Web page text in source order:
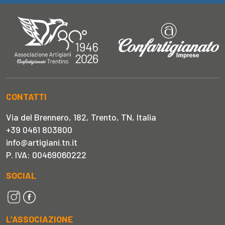
CONTATTI
Via del Brennero, 182, Trento, TN, Italia
+39 0461 803800
info@artigiani.tn.it
P. IVA: 00469060222
SOCIAL
L’ASSOCIAZIONE